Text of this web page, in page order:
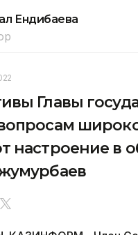
Ендибаева
Главы
настроение в